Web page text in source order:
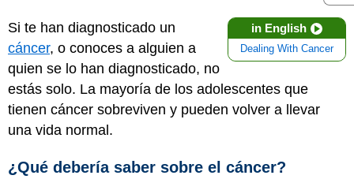
in English
Dealing With Cancer
Si te han diagnosticado un
cáncer, o conoces a alguien a
quien se lo han diagnosticado, no
estás solo. La mayoría de los adolescentes que
tienen cáncer sobreviven y pueden volver a llevar
una vida normal.
¿Qué debería saber sobre el cáncer?